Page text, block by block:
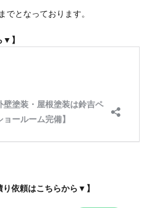
でとなっております。
▼】
り依頼はこちらから▼】